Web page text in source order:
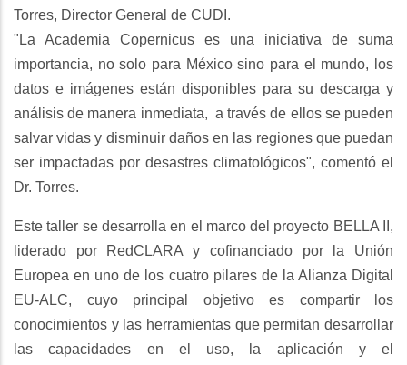
Torres, Director General de CUDI.
"La Academia Copernicus es una iniciativa de suma
importancia, no solo para México sino para el mundo, los
datos e imágenes están disponibles para su descarga y
análisis de manera inmediata, a través de ellos se pueden
salvar vidas y disminuir daños en las regiones que puedan
ser impactadas por desastres climatológicos", comentó el
Dr. Torres.
Este taller se desarrolla en el marco del proyecto BELLA II,
liderado por RedCLARA y cofinanciado por la Unión
Europea en uno de los cuatro pilares de la Alianza Digital
EU-ALC, cuyo principal objetivo es compartir los
conocimientos y las herramientas que permitan desarrollar
las capacidades en el uso, la aplicación y el